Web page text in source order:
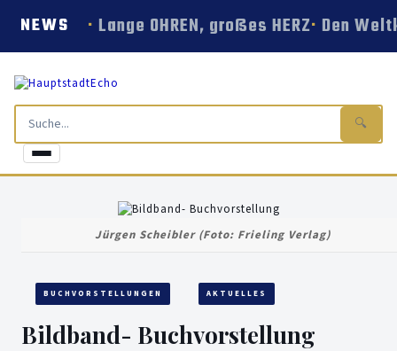
NEWS Lange OHREN, großes HERZ Den
🔍
Jürgen Scheibler (Foto: Frieling Verlag)
BUCHVORSTELLUNGEN AKTUELLES
Bildband- Buchvorstellung